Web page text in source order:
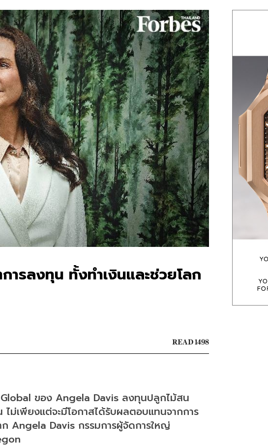
ารลงทุน ทั้งทำเงินและช่วยโลก
READ 1498
ของ Angela Davis ลงทุนปลูกไม้สน
ไม่เพียงแต่จะมีโอกาสได้รับผลตอบแทนจากการ
Angela Davis กรรมการผู้จัดการใหญ่